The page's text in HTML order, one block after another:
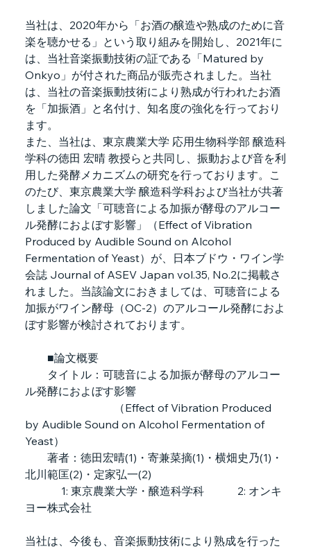
当社は、2020年から「お酒の醸造や熟成のために音
楽を聴かせる」という取り組みを開始し、2021年に
は、当社音楽振動技術の証である「Matured by
Onkyo」が付された商品が販売されました。当社
は、当社の音楽振動技術により熟成が行われたお酒
を「加振酒」と名付け、知名度の強化を行っており
ます。
また、当社は、東京農業大学 応用生物科学部 醸造科
学科の徳田 宏晴 教授らと共同し、振動および音を利
用した発酵メカニズムの研究を行っております。こ
のたび、東京農業大学 醸造科学科および当社が共著
しました論文「可聴音による加振が酵母のアルコー
ル発酵におよぼす影響」（Effect of Vibration
Produced by Audible Sound on Alcohol
Fermentation of Yeast）が、日本ブドウ・ワイン学
会誌 Journal of ASEV Japan vol.35, No.2に掲載さ
れました。当該論文におきましては、可聴音による
加振がワイン酵母（OC-2）のアルコール発酵におよ
ぼす影響が検討されております。
■論文概要
タイトル：可聴音による加振が酵母のアルコー
ル発酵におよぼす影響
（Effect of Vibration Produced
by Audible Sound on Alcohol Fermentation of
Yeast）
著者：徳田宏晴(1)・寄兼菜摘(1)・横畑史乃(1)・
北川範匡(2)・定家弘一(2)
1: 東京農業大学・醸造科学科　　　2: オンキ
ヨー株式会社
当社は、今後も、音楽振動技術により熟成を行った